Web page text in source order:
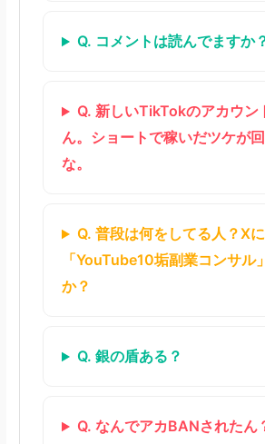
Q. コメントは読んでますか
Q. 新しいTikTokのアカウン
ん。ショートで稼いだツケが
な。
Q. 普段は何をしてる人？X
「YouTube10垢副業コンサル
か？
Q. 銀の盾ある？
Q. なんでアカBANされたん